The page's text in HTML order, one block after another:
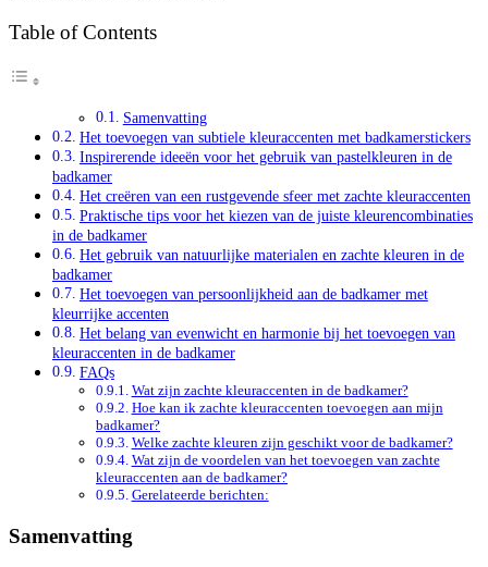
Table of Contents
Samenvatting
Het toevoegen van subtiele kleuraccenten met badkamerstickers
Inspirerende ideeën voor het gebruik van pastelkleuren in de
badkamer
Het creëren van een rustgevende sfeer met zachte kleuraccenten
Praktische tips voor het kiezen van de juiste kleurencombinaties
in de badkamer
Het gebruik van natuurlijke materialen en zachte kleuren in de
badkamer
Het toevoegen van persoonlijkheid aan de badkamer met
kleurrijke accenten
Het belang van evenwicht en harmonie bij het toevoegen van
kleuraccenten in de badkamer
FAQs
Wat zijn zachte kleuraccenten in de badkamer?
Hoe kan ik zachte kleuraccenten toevoegen aan mijn
badkamer?
Welke zachte kleuren zijn geschikt voor de badkamer?
Wat zijn de voordelen van het toevoegen van zachte
kleuraccenten aan de badkamer?
Gerelateerde berichten:
Samenvatting